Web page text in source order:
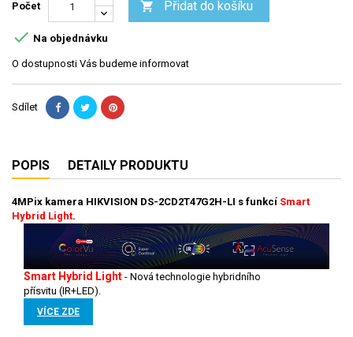
Počet  Přidat do košíku
 Na objednávku
O dostupnosti Vás budeme informovat
Sdílet
POPIS DETAILY PRODUKTU
4MPix kamera HIKVISION DS-2CD2T47G2H-LI s funkcí Smart
Hybrid Light.
Smart Hybrid Light - Nová technologie hybridního
přísvitu (IR+LED).
VÍCE ZDE